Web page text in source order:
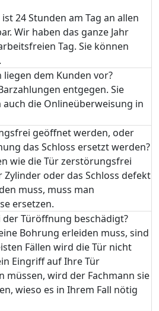
24 Stunden am Tag an allen
Wir haben das ganze Jahr
Tag. Sie können
dem Kunden vor?
entgegen. Sie
die Onlineüberweisung in
geöffnet werden, oder
das Schloss ersetzt werden?
wie die Tür zerstörungsfrei
oder das Schloss defekt
muss, muss man
ersetzen.
Türöffnung beschädigt?
Bohrung erleiden muss, sind
Fällen wird die Tür nicht
Eingriff auf Ihre Tür
müssen, wird der Fachmann sie
wieso es in Ihrem Fall nötig